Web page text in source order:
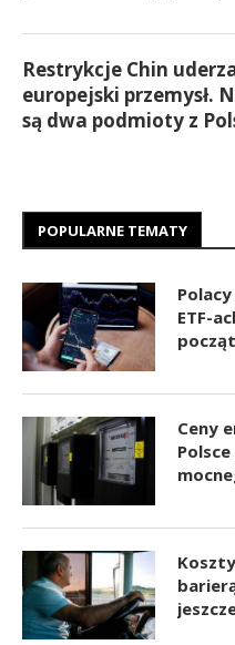
Restrykcje Chin
europejski przemysł.
są dwa podmioty z
POPULARNE TEMATY
ETF-
Ceny